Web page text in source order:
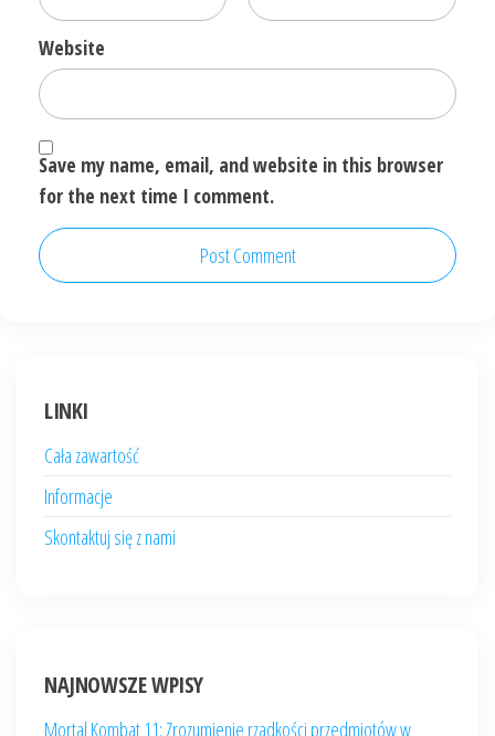
Website
Save my name, email, and website in this browser
for the next time I comment.
LINKI
Cała zawartość
Informacje
Skontaktuj się z nami
NAJNOWSZE WPISY
Mortal Kombat 11: Zrozumienie rzadkości przedmiotów w